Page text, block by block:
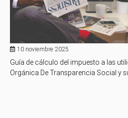
10 noviembre 2025
Guía de cálculo del impuesto a las
Orgánica De Transparencia Social y